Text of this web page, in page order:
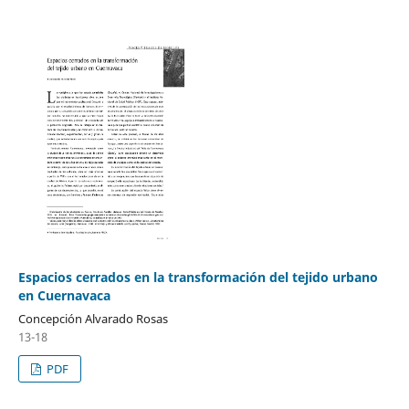
Espacios cerrados en la transformación del tejido urbano
en Cuernavaca
Concepción Alvarado Rosas
13-18
PDF